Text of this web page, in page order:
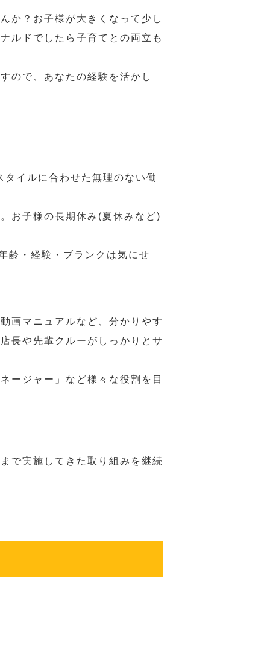
か？お子様が大きくなって少し
ルドでしたら子育てとの両立も
ので、あなたの経験を活かし
イルに合わせた無理のない働
お子様の長期休み(夏休みなど)
齢・経験・ブランクは気にせ
画マニュアルなど、分かりやす
長や先輩クルーがしっかりとサ
ージャー」など様々な役割を目
で実施してきた取り組みを継続